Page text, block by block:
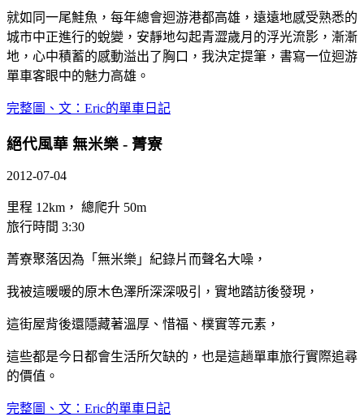
就如同一尾鮭魚，每年總會迴游港都高雄，遠遠地感受熟悉的
城市中正進行的蛻變，安靜地勾起青澀歲月的浮光流影，漸漸
地，心中積蓄的感動溢出了胸口，我決定提筆，書寫一位迴游
單車客眼中的魅力高雄。
完整圖、文：Eric的單車日記
絕代風華 無米樂 - 菁寮
2012-07-04
里程 12km， 總爬升 50m
旅行時間 3:30
菁寮聚落因為「無米樂」紀錄片而聲名大噪，
我被這暖暖的原木色澤所深深吸引，實地踏訪後發現，
這街屋背後還隱藏著溫厚、惜福、樸實等元素，
這些都是今日都會生活所欠缺的，也是這趟單車旅行實際追尋
的價值。
完整圖、文：Eric的單車日記